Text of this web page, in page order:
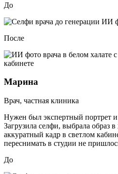
До
После
Марина
Врач, частная клиника
Нужен был экспертный портрет и
Загрузила селфи, выбрала образ
аккуратный кадр в светлом
переснимать в студии не
До